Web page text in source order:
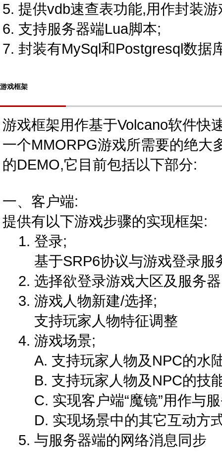
5. 提供vdb速查表功能,用作封装
6. 支持服务器端Lua脚本;
7. 封装有MySql和Postgresql数据
游戏框架
游戏框架用作基于Volcano软件快
一个MMORPG游戏所需要的绝大
的DEMO,它目前包括以下部分:
一、客户端:
提供有以下游戏步骤的实现框架:
1. 登录;
基于SRP6协议与游戏登录服
2. 选择欲登录游戏大区及服务
3. 游戏人物新建/选择;
支持玩家人物特征调整
4. 游戏场景;
A. 支持玩家人物及NPC的水
B. 支持玩家人物及NPC的技
C. 实现客户端“魔镜”用作与服
D. 实现场景中的其它互动方
5. 与服务器端的网络消息同步